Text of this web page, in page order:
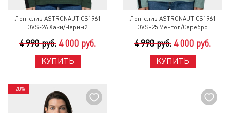
Лонгслив ASTRONAUTICS1961
OVS-26 Хаки/Черный
4 990 руб. 4 000 руб.
КУПИТЬ
Лонгслив ASTRONAUTICS1961
OVS-25 Ментол/Серебро
4 990 руб. 4 000 руб.
КУПИТЬ
- 20%